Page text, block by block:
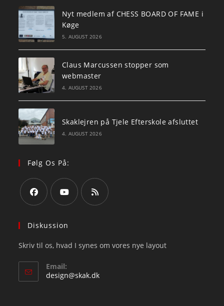
Nyt medlem af CHESS BOARD OF FAME i
Køge
5. AUGUST 2026
Claus Marcussen stopper som
webmaster
4. AUGUST 2026
Skaklejren på Tjele Efterskole afsluttet
4. AUGUST 2026
Følg Os På:
in
new
tab
in
new
new
Diskussion
Skriv til os, hvad I synes om vores nye layout
Email:
design@skak.dkOpens